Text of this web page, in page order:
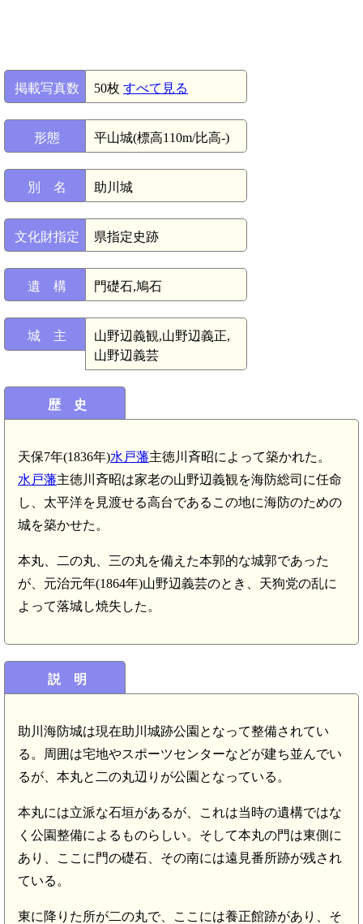
掲載写真数 50枚 すべて見る
形態 平山城(標高110m/比高-)
別 名 助川城
文化財指定 県指定史跡
遺 構 門礎石,鳩石
城 主
山野辺義観,山野辺義正,
山野辺義芸
歴 史
天保7年(1836年)水戸藩主徳川斉昭によって築かれた。
水戸藩主徳川斉昭は家老の山野辺義観を海防総司に任命
し、太平洋を見渡せる高台であるこの地に海防のための
城を築かせた。
本丸、二の丸、三の丸を備えた本郭的な城郭であった
が、元治元年(1864年)山野辺義芸のとき、天狗党の乱に
よって落城し焼失した。
説 明
助川海防城は現在助川城跡公園となって整備されてい
る。周囲は宅地やスポーツセンターなどが建ち並んでい
るが、本丸と二の丸辺りが公園となっている。
本丸には立派な石垣があるが、これは当時の遺構ではな
く公園整備によるものらしい。そして本丸の門は東側に
あり、ここに門の礎石、その南には遠見番所跡が残され
ている。
東に降りた所が二の丸で、ここには養正館跡があり、そ